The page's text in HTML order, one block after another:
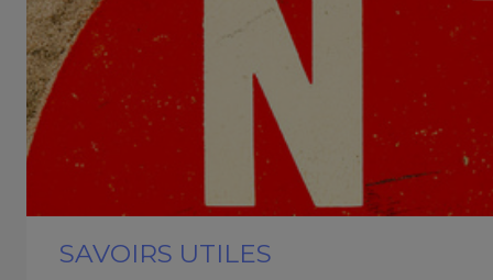
SAVOIRS UTILES